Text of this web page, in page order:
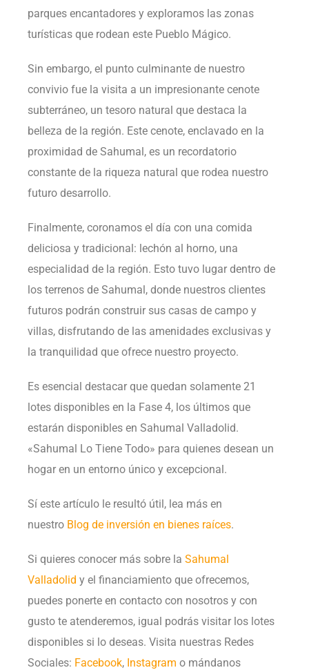
parques encantadores y exploramos las zonas
turísticas que rodean este Pueblo Mágico.
Sin embargo, el punto culminante de nuestro
convivio fue la visita a un impresionante cenote
subterráneo, un tesoro natural que destaca la
belleza de la región. Este cenote, enclavado en la
proximidad de Sahumal, es un recordatorio
constante de la riqueza natural que rodea nuestro
futuro desarrollo.
Finalmente, coronamos el día con una comida
deliciosa y tradicional: lechón al horno, una
especialidad de la región. Esto tuvo lugar dentro de
los terrenos de Sahumal, donde nuestros clientes
futuros podrán construir sus casas de campo y
villas, disfrutando de las amenidades exclusivas y
la tranquilidad que ofrece nuestro proyecto.
Es esencial destacar que quedan solamente 21
lotes disponibles en la Fase 4, los últimos que
estarán disponibles en Sahumal Valladolid.
«Sahumal Lo Tiene Todo» para quienes desean un
hogar en un entorno único y excepcional.
Sí este artículo le resultó útil, lea más en
nuestro Blog de inversión en bienes raíces.
Si quieres conocer más sobre la Sahumal
Valladolid y el financiamiento que ofrecemos,
puedes ponerte en contacto con nosotros y con
gusto te atenderemos, igual podrás visitar los lotes
disponibles si lo deseas. Visita nuestras Redes
Sociales: Facebook, Instagram o mándanos